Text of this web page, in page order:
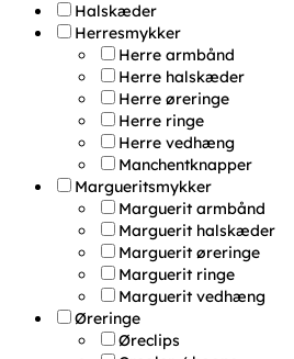
Halskæder
Herresmykker
Herre armbånd
Herre halskæder
Herre øreringe
Herre ringe
Herre vedhæng
Manchentknapper
Margueritsmykker
Marguerit armbånd
Marguerit halskæder
Marguerit øreringe
Marguerit ringe
Marguerit vedhæng
Øreringe
Øreclips